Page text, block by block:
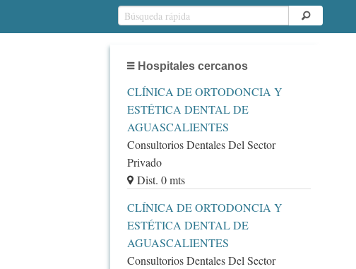
Hospitales cercanos
CLÍNICA DE ORTODONCIA Y
ESTÉTICA DENTAL DE
AGUASCALIENTES
Consultorios Dentales Del Sector
Privado
Dist. 0 mts
CLÍNICA DE ORTODONCIA Y
ESTÉTICA DENTAL DE
AGUASCALIENTES
Consultorios Dentales Del Sector